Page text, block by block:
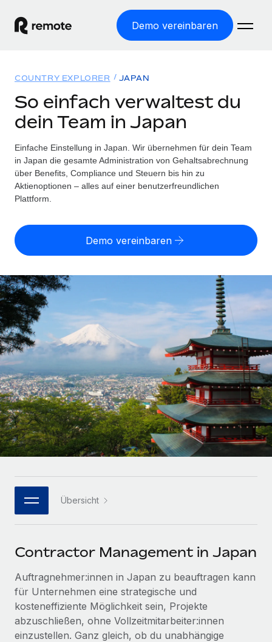
Demo vereinbaren
WELTWEITE BESCHÄFTIGUNG
Globale Payroll
Einfache, rechtssicher Payroll
Employer of Record
Weltweites Wachstum ohne Kosten für Niederlassungen
Contractor of Record
Rechtssichere, weltweite Arbeit mit Freelancer:innen
Globales Onboarding und Verwalten von
Freelancer:innen
PEO
Auslagern von komplexen HR-Aufgaben
INFRASTRUKTUR
Remote Embedded
Nahtlose Integration der HR in bestehende Abläufe
Plattform
Integrierte HR-Kernfunktionen für dein Team
MCP
Integrationen
Tools
DIENSTLEISTUNGEN
Frag unsere Expert:innen
Hilfe von Expert:innen für globale HR & Compliance
Lösungen
WELTWEITE ABDECKUNG
Country Explorer
Länderspezifische Unterstützung bei der Einstellung
Einfache Einstellung in allen US-Bundesstaaten
WACHSTUMSPHASE
Agile HR- und Payroll-Lösungen für wachsende
Unternehmen
Mittelstand
Maßgeschneiderte HR-Lösungen, um Teams zu
vergrößern
Enterprise
Globale HR für Konzerne und Großunternehmen
PARTNER WERDEN
Flexible Einbettung von Global-HR-Funktionen in deine
Entdecke die Möglichkeiten einer Partnerschaft
Remote Build
Demnächst verfügbar
Beratung zu Integrationen und KI-Automatisierung
Ressourcen
TOOLS UND RECHNER
Scheinselbstständigkeitsrisiko berechnen
Personalkostenrechner
Gesamtbeschäftigungskosten
Honorarzahlungen berechnen
Informationen zu möglichen Währungen und
Abwicklungsfristen für globale Freelancer:innen
LERNEN MIT REMOTE
Forschung und Leitfäden
Fallstudien
HR-Glossar
Bibliothek für Stellenbeschreibungen
Webinare
Events
Newsroom
Informationen zu Gehältern und Qualifikationen
Insights Center
Preise
Nederlands
Français
Deutsch
Español
Italiano
Português (Portugal)
한국어
COUNTRY EXPLORER JAPAN
So einfach verwaltest du
dein Team in Japan
Einfache Einstellung in Japan. Wir übernehmen für dein Team
in Japan die gesamte Administration von Gehaltsabrechnung
über Benefits, Compliance und Steuern bis hin zu
Aktienoptionen – alles auf einer benutzerfreundlichen
Plattform.
Demo vereinbaren
Übersicht
Contractor Management in Japan
Auftragnehmer:innen in Japan zu beauftragen kann
für Unternehmen eine strategische und
kosteneffiziente Möglichkeit sein, Projekte
abzuschließen, ohne Vollzeitmitarbeiter:innen
einzustellen. Ganz gleich, ob du unabhängige